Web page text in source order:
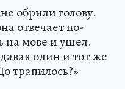
обрили голову.
отвечает по-
на мове и ушел.
один и тот же
трапилось?»